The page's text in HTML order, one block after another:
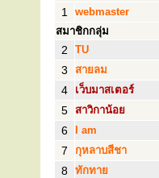
1 webmaster
สมาชิกกลุ่ม
2 TU
3
สายลม
4
เว็บมาสเตอร์
5 สาวิกาน้อย
6
I am
7
กุหลาบสีชา
8 ทักทาย